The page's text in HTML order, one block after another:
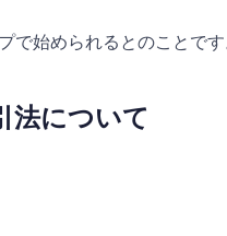
で始められるとのことです
法について